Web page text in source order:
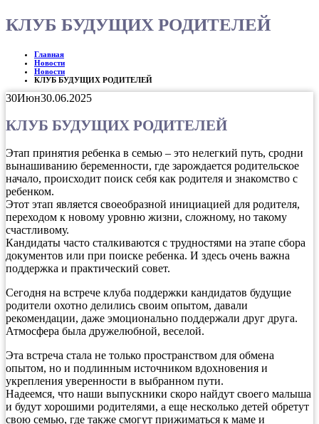
КЛУБ БУДУЩИХ РОДИТЕЛЕЙ
Главная
Новости
Новости
КЛУБ БУДУЩИХ РОДИТЕЛЕЙ
30Июн30.06.2025
КЛУБ БУДУЩИХ РОДИТЕЛЕЙ
Этап принятия ребенка в семью – это нелегкий путь, сродни
вынашиванию беременности, где зарождается родительское
начало, происходит поиск себя как родителя и знакомство с
ребенком.
Этот этап является своеобразной инициацией для родителя,
переходом к новому уровню жизни, сложному, но такому
счастливому.
Кандидаты часто сталкиваются с трудностями на этапе сбора
документов или при поиске ребенка. И здесь очень важна
поддержка и практический совет.
Сегодня на встрече клуба поддержки кандидатов будущие
родители охотно делились своим опытом, давали
рекомендации, даже эмоционально поддержали друг друга.
Атмосфера была дружелюбной, веселой.
Эта встреча стала не только пространством для обмена
опытом, но и подлинным источником вдохновения и
укрепления уверенности в выбранном пути.
Надеемся, что наши выпускники скоро найдут своего малыша
и будут хорошими родителями, а еще несколько детей обретут
свою семью, где также смогут прижиматься к маме и